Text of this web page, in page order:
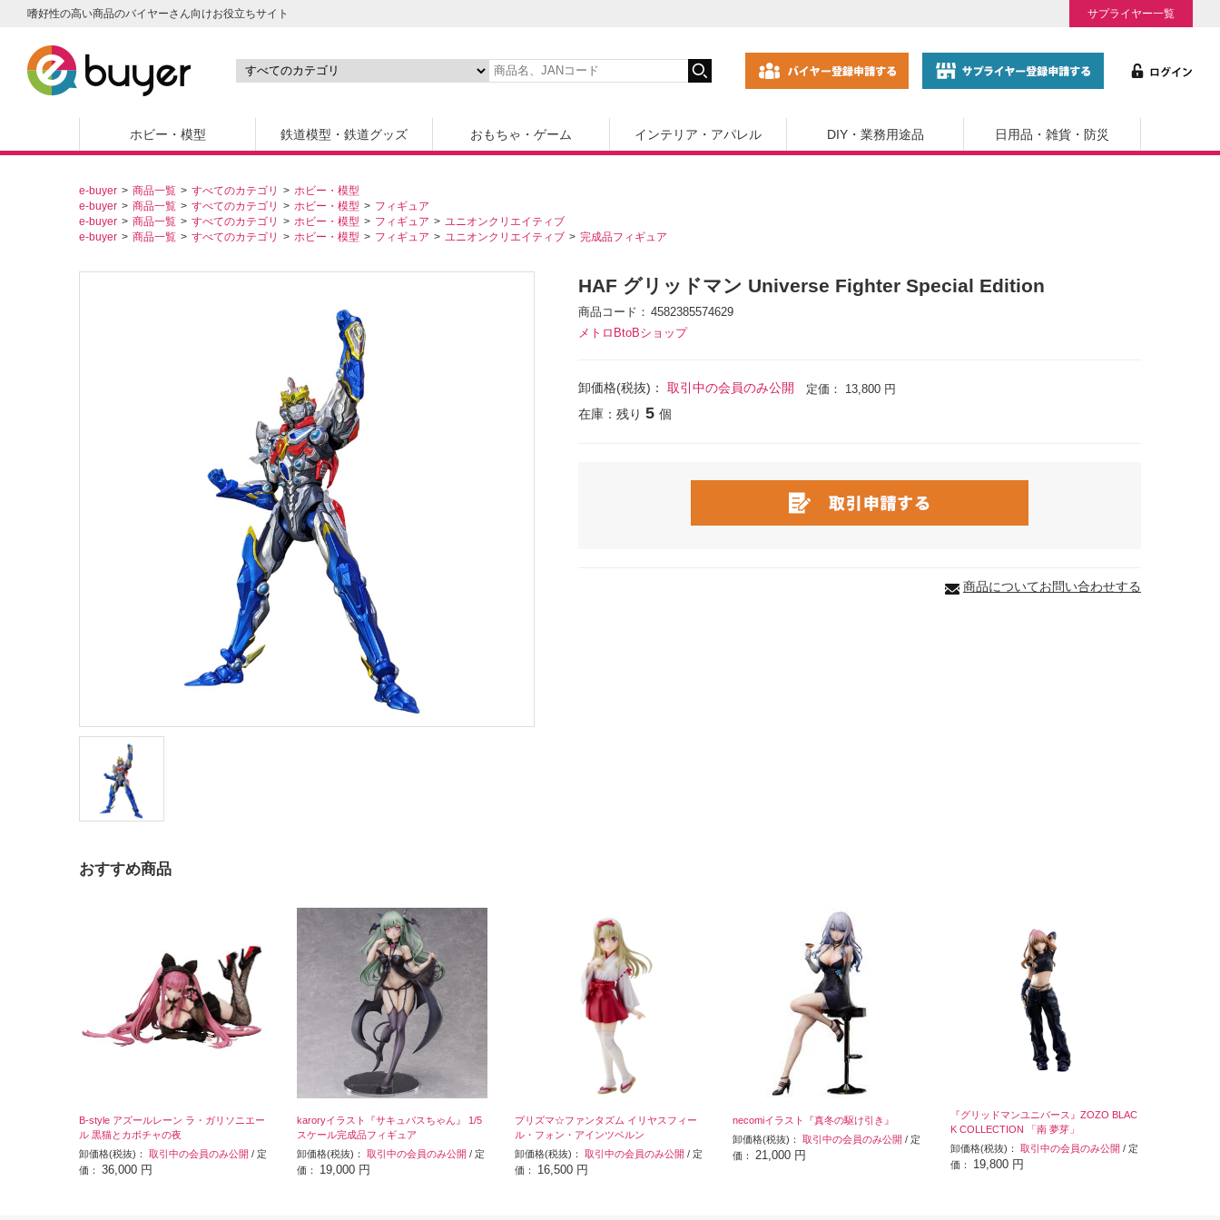
嗜好性の高い商品のバイヤーさん向けお役立ちサイト サプライヤー一覧
ホビー・模型 鉄道模型・鉄道グッズ おもちゃ・ゲーム インテリア・アパレル DIY・業務用途品 日用品・雑貨・防災
e-buyer 商品一覧 すべてのカテゴリ
ホビー・模型
e-buyer
商品一覧 すべてのカテゴリ ホビー・模型
フィギュア
e-buyer
商品一覧 すべてのカテゴリ ホビー・模型 フィギュア
ユニオンクリエイティブ
e-buyer
商品一覧 すべてのカテゴリ ホビー・模型 フィギュア ユニオンクリエイティブ 完成品フィギュア
HAF グリッドマン Universe Fighter Special Edition
商品コード
4582385574629
メトロBtoBショップ
卸価格(税抜)： 取引中の会員のみ公開 定価： 13,800 円
在庫：残り 5 個
商品についてお問い合わせする
おすすめ商品
B-style アズールレーン ラ・ガリソニエー
ル 黒猫とカボチャの夜
卸価格(税抜)： 取引中の会員のみ公開 / 定
価： 36,000 円
karoryイラスト『サキュバスちゃん』 1/5
スケール完成品フィギュア
卸価格(税抜)： 取引中の会員のみ公開 / 定
価： 19,000 円
プリズマ☆ファンタズム イリヤスフィー
ル・フォン・アインツベルン
卸価格(税抜)： 取引中の会員のみ公開 / 定
価： 16,500 円
necomiイラスト『真冬の駆け引き』
卸価格(税抜)： 取引中の会員のみ公開 / 定
価： 21,000 円
『グリッドマンユニバース』ZOZO BLAC
K COLLECTION 「南 夢芽」
卸価格(税抜)： 取引中の会員のみ公開 / 定
価： 19,800 円